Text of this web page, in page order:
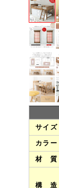
サイズ
カラー
材 質
構 造